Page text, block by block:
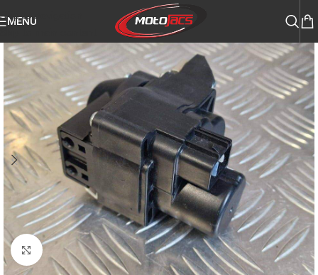
Skip to navigation
MENU
Click to enlarge